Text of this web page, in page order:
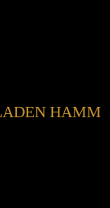
HAMM